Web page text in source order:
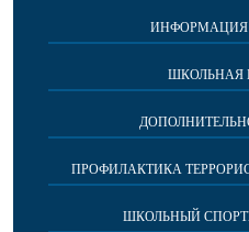
ИНФОРМАЦИЯ
ШКОЛЬНАЯ
ПРОФИЛАКТИКА
ШКОЛЬНЫЙ